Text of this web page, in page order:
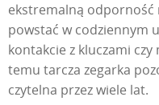
ekstremalną odporność
powstać w codziennym
kontakcie z kluczami
temu tarcza zegarka
czytelna przez wiele lat.